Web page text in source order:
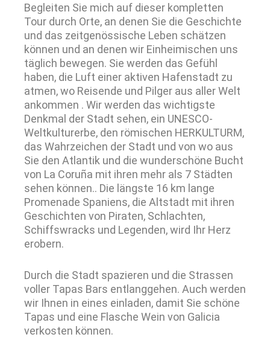
Begleiten Sie mich auf dieser kompletten
Tour durch Orte, an denen Sie die Geschichte
und das zeitgenössische Leben schätzen
können und an denen wir Einheimischen uns
täglich bewegen. Sie werden das Gefühl
haben, die Luft einer aktiven Hafenstadt zu
atmen, wo Reisende und Pilger aus aller Welt
ankommen . Wir werden das wichtigste
Denkmal der Stadt sehen, ein UNESCO-
Weltkulturerbe, den römischen HERKULTURM,
das Wahrzeichen der Stadt und von wo aus
Sie den Atlantik und die wunderschöne Bucht
von La Coruña mit ihren mehr als 7 Städten
sehen können.. Die längste 16 km lange
Promenade Spaniens, die Altstadt mit ihren
Geschichten von Piraten, Schlachten,
Schiffswracks und Legenden, wird Ihr Herz
erobern.
Durch die Stadt spazieren und die Strassen
voller Tapas Bars entlanggehen. Auch werden
wir Ihnen in eines einladen, damit Sie schöne
Tapas und eine Flasche Wein von Galicia
verkosten können.